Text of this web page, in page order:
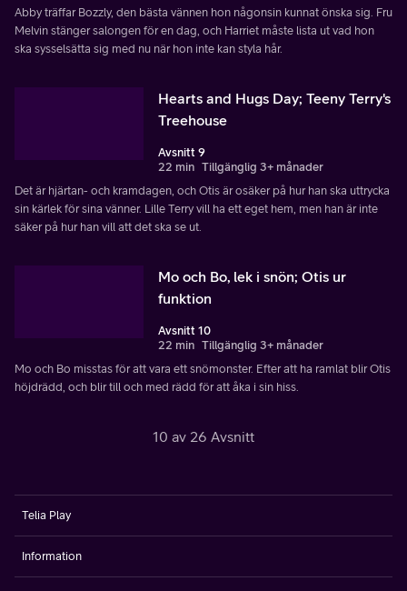
Abby träffar Bozzly, den bästa vännen hon någonsin kunnat önska sig. Fru
Melvin stänger salongen för en dag, och Harriet måste lista ut vad hon
ska sysselsätta sig med nu när hon inte kan styla hår.
Hearts and Hugs Day; Teeny Terry's
Treehouse
Avsnitt 9
22 min Tillgänglig 3+ månader
Det är hjärtan- och kramdagen, och Otis är osäker på hur han ska uttrycka
sin kärlek för sina vänner. Lille Terry vill ha ett eget hem, men han är inte
säker på hur han vill att det ska se ut.
Mo och Bo, lek i snön; Otis ur
funktion
Avsnitt 10
22 min Tillgänglig 3+ månader
Mo och Bo misstas för att vara ett snömonster. Efter att ha ramlat blir Otis
höjdrädd, och blir till och med rädd för att åka i sin hiss.
10 av 26 Avsnitt
Telia Play
Information